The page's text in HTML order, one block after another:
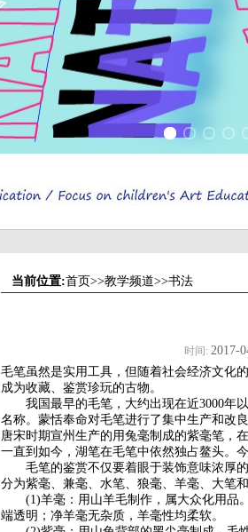
当前位置:首页>>教学频道>>书法
时间: 2017-
毛笔虽然是实用工具，但随着社会经济文化
成为收藏、鉴赏珍玩的古物。
我国最早的毛笔，大约出现在近3000年以
名称。蒙恬奉命对毛笔进行了集中生产和改
唐宋时期宣州生产的用兔毫制成的紫毫笔，
一直到如今，湖笔在毛笔中依然独占鳌头。
毛笔的鉴赏不仅要着眼于装饰意味浓厚的
分为紫毫、兼毫、水笔、狼毫、羊毫、大笔和
(1)羊毫：用山羊毛制作，属大众化用品。
端透明；净羊毫无杂质，羊毫性均柔软。